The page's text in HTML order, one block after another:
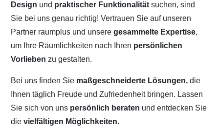
Design und praktischer Funktionalitätsuchen, sind
Sie bei uns genau richtig! Vertrauen Sie auf unseren
Partner raumplus und unseregesammelte Expertise,
um Ihre Räumlichkeiten nach Ihren persönlichen
Vorliebenzu gestalten.
Bei uns finden Sie maßgeschneiderte Lösungen, die
Ihnen täglich Freude und Zufriedenheit bringen. Lassen
Sie sich von uns persönlich beraten und entdecken Sie
dievielfältigen Möglichkeiten.